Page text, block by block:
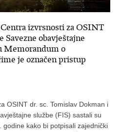
izvrsnosti za OSINT
Savezne obavještajne
Memorandum o
je označen pristup
OSINT dr. sc. Tomislav Dokman i
službe (FIS) sastali su
kako bi potpisali zajednički